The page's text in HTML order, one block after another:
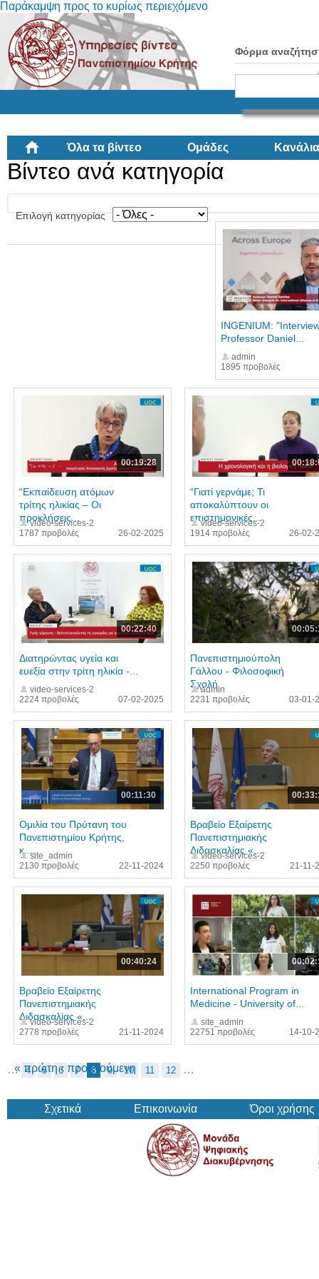
Παράκαμψη προς το κυρίως περιεχόμενο
Φόρμα
Όλα τα βίντεο Ομάδες Κανάλια
Βίντεο ανά κατηγορία
Επιλογή κατηγορίας
1895 προβολές
INGENIUM:
Professor Daniel...
admin
00:19:28
1787 προβολές
“Eκπαίδευση ατόμων
τρίτης ηλικίας – Οι
προκλήσεις...
video-services-2
26-02-2025
1914 προβολές
“Γιατί γερνάμε; Τι
αποκαλύπτουν οι
επιστημονικές...
video-services-2
26-02-
00:22:40
2224 προβολές
Διατηρώντας υγεία και
ευεξία στην τρίτη ηλικία -...
video-services-2
07-02-2025
2231 προβολές
Πανεπιστημιούπολη
Γάλλου - Φιλοσοφική
Σχολή
admin
03-01-
00:11:30
2130 προβολές
Ομιλία του Πρύτανη του
Πανεπιστημίου Κρήτης,
κ....site_admin
22-11-2024
2250 προβολές
Βραβείο Εξαίρετης
Πανεπιστημιακής
Διδασκαλίας «...
video-services-2
21-11-
00:40:24
2778 προβολές
Βραβείο Εξαίρετης
Πανεπιστημιακής
Διδασκαλίας «...
video-services-2
21-11-2024
22751 προβολές
International Program in
Medicine - University of...
site_admin
14-10-
« πρώτη ‹ προηγούμενη
… 4 5 6 7 8 9 10 11 12 …
Σχετικά Επικοινωνία Όροι χρήσης